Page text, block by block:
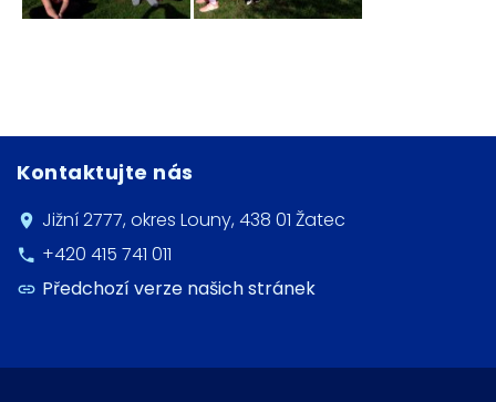
Kontaktujte nás
Jižní 2777, okres Louny, 438 01 Žatec
+420 415 741 011
Předchozí verze našich stránek